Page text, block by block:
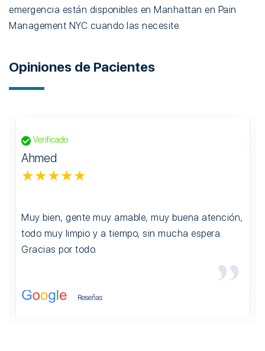
emergencia están disponibles en Manhattan en Pain
Management NYC cuando las necesite.
Opiniones de Pacientes
Verificado
Ahmed
★★★★★
Muy bien, gente muy amable, muy buena atención,
todo muy limpio y a tiempo, sin mucha espera.
Gracias por todo.
Reseñas